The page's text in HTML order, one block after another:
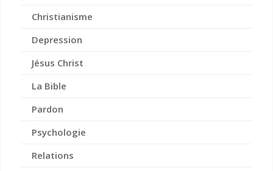
Christianisme
Depression
Jésus Christ
La Bible
Pardon
Psychologie
Relations